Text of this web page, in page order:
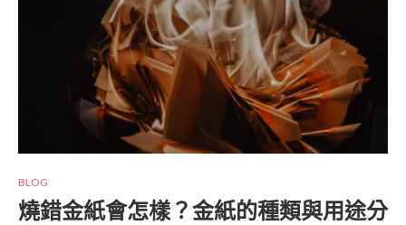
BLOG
燒錯金紙會怎樣？金紙的種類與用途分